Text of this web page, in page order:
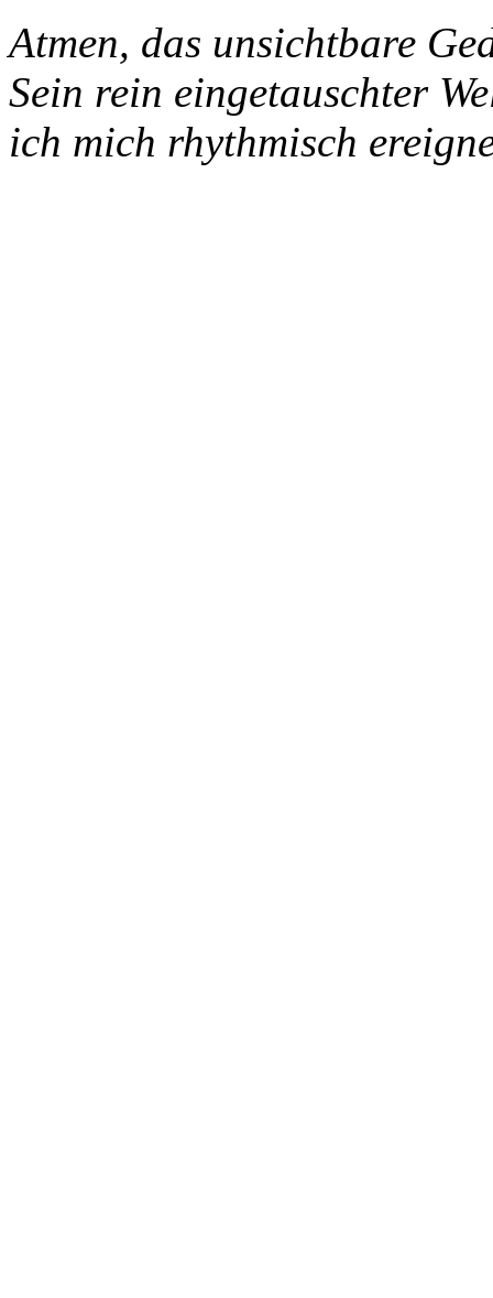
Atmen, das unsichtbare
Sein rein eingetauschter
ich mich rhythmisch